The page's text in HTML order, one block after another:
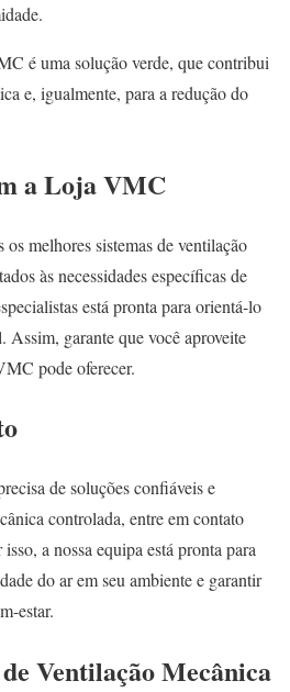
é uma solução verde, que contribui
e, igualmente, para a redução do
a Loja VMC
melhores sistemas de ventilação
às necessidades específicas de
está pronta para orientá-lo
Assim, garante que você aproveite
pode oferecer.
de soluções confiáveis e
controlada, entre em contato
a nossa equipa está pronta para
do ar em seu ambiente e garantir
estar.
Ventilação Mecânica